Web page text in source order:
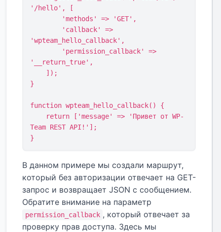
'/hello', [
'wpteam_hello_callback',
'__return_true',
}
function wpteam_hello_callback() {
Team REST API!'];
}
В данном примере мы создали маршрут,
который без авторизации отвечает на GET-
запрос и возвращает JSON с сообщением.
Обратите внимание на параметр
permission_callback , который отвечает за
проверку прав доступа. Здесь мы